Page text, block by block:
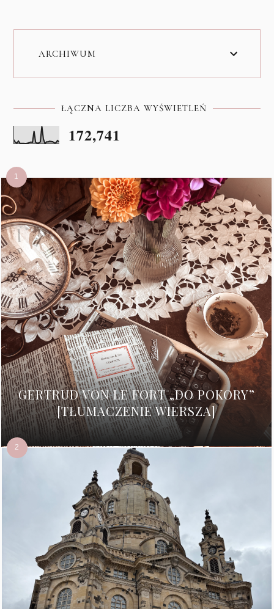
ARCHIWUM
ŁĄCZNA LICZBA WYŚWIETLEŃ
172,741
GERTRUD VON LE FORT „DO POKORY”
[TŁUMACZENIE WIERSZA]